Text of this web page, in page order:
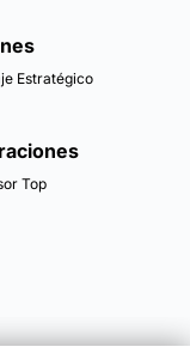
Estratégico
Top